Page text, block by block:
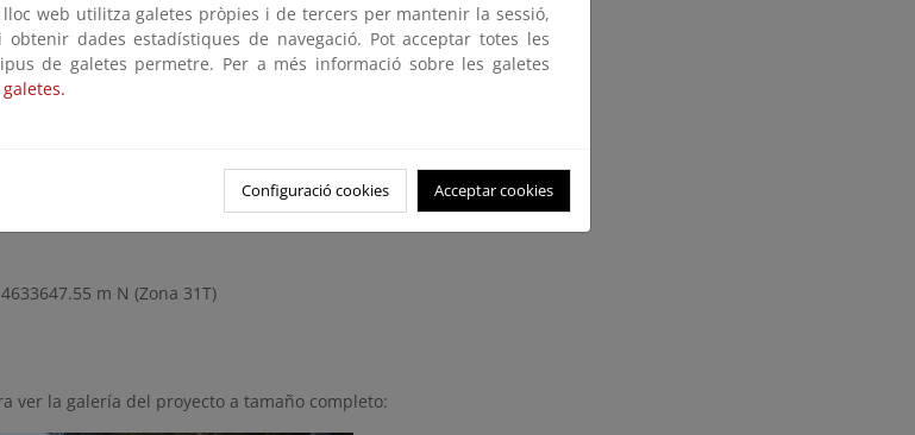
y se mejora su acceso. Para ello se demolieron unas plataformas a
situados en dominio público marítimo terrestre, se reparó un
el acceso.
m N (Zona 31T)
ver la galería del proyecto a tamaño completo:
web utilitza galetes pròpies i de tercers per mantenir la sessió,
obtenir dades estadístiques de navegació. Pot acceptar totes les
de galetes permetre. Per a més informació sobre les galetes
Configuració cookies Acceptar cookies